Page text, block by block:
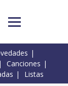
Canciones
Listas